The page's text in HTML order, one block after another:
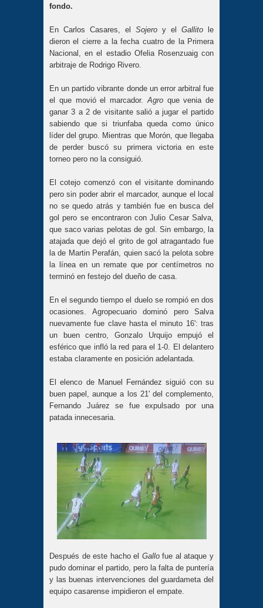
fondo.
En Carlos Casares, el Sojero y el Gallito le
dieron el cierre a la fecha cuatro de la Primera
Nacional, en el estadio Ofelia Rosenzuaig con
arbitraje de Rodrigo Rivero.
En un partido vibrante donde un error arbitral fue
el que movió el marcador.Agro que venia de
ganar 3 a 2 de visitante salió a jugar el partido
sabiendo que si triunfaba queda como único
líder del grupo. Mientras que Morón, que llegaba
de perder buscó su primera victoria en este
torneo pero no la consiguió.
El cotejo comenzó con el visitante dominando
pero sin poder abrir el marcador, aunque el local
no se quedo atrás y también fue en busca del
gol pero se encontraron con Julio Cesar Salva,
que saco varias pelotas de gol. Sin embargo, la
atajada que dejó el grito de gol atragantado fue
la de Martin Perafán, quien sacó la pelota sobre
la línea en un remate que por centímetros no
terminó en festejo del dueño de casa.
En el segundo tiempo el duelo se rompió en dos
ocasiones. Agropecuario dominó pero Salva
nuevamente fue clave hasta el minuto 16': tras
un buen centro, Gonzalo Urquijo empujó el
esférico que infló la red para el 1-0. El delantero
estaba claramente en posición adelantada.
El elenco de Manuel Fernández siguió con su
buen papel, aunque a los 21' del complemento,
Fernando Juárez se fue expulsado por una
patada innecesaria.
Después de este hacho el Gallofue al ataque y
pudo dominar el partido, pero la falta de puntería
y las buenas intervenciones del guardameta del
equipo casarense impidieron el empate.